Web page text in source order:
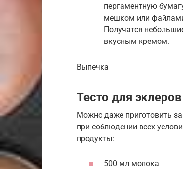
пергаментную
мешком или
Получатся
вкусным кремом.
Выпечка
Тесто для
Можно даже приготовить
при соблюдении всех
продукты:
500 мл молока